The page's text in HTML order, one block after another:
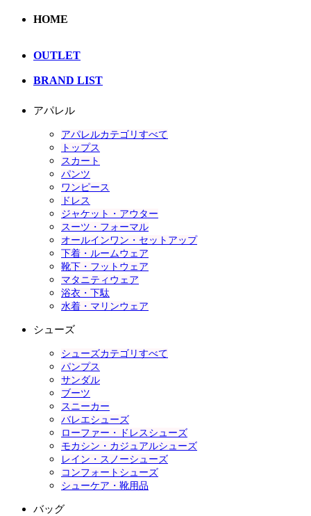
HOME
OUTLET
BRAND LIST
アパレル
アパレルカテゴリすべて
トップス
スカート
パンツ
ワンピース
ドレス
ジャケット・アウター
スーツ・フォーマル
オールインワン・セットアップ
下着・ルームウェア
靴下・フットウェア
マタニティウェア
浴衣・下駄
水着・マリンウェア
シューズ
シューズカテゴリすべて
パンプス
サンダル
ブーツ
スニーカー
バレエシューズ
ローファー・ドレスシューズ
モカシン・カジュアルシューズ
レイン・スノーシューズ
コンフォートシューズ
シューケア・靴用品
バッグ